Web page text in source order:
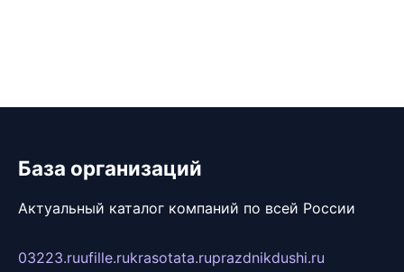
База организаций
Актуальный каталог компаний по всей России
03223.ruufille.rukrasotata.ruprazdnikdushi.ru